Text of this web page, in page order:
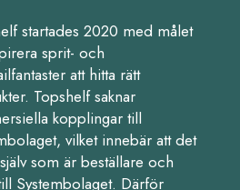
startades 2020 med målet
sprit- och
att hitta rätt
Topshelf saknar
kopplingar till
vilket innebär att det
som är beställare och
Systembolaget. Därför